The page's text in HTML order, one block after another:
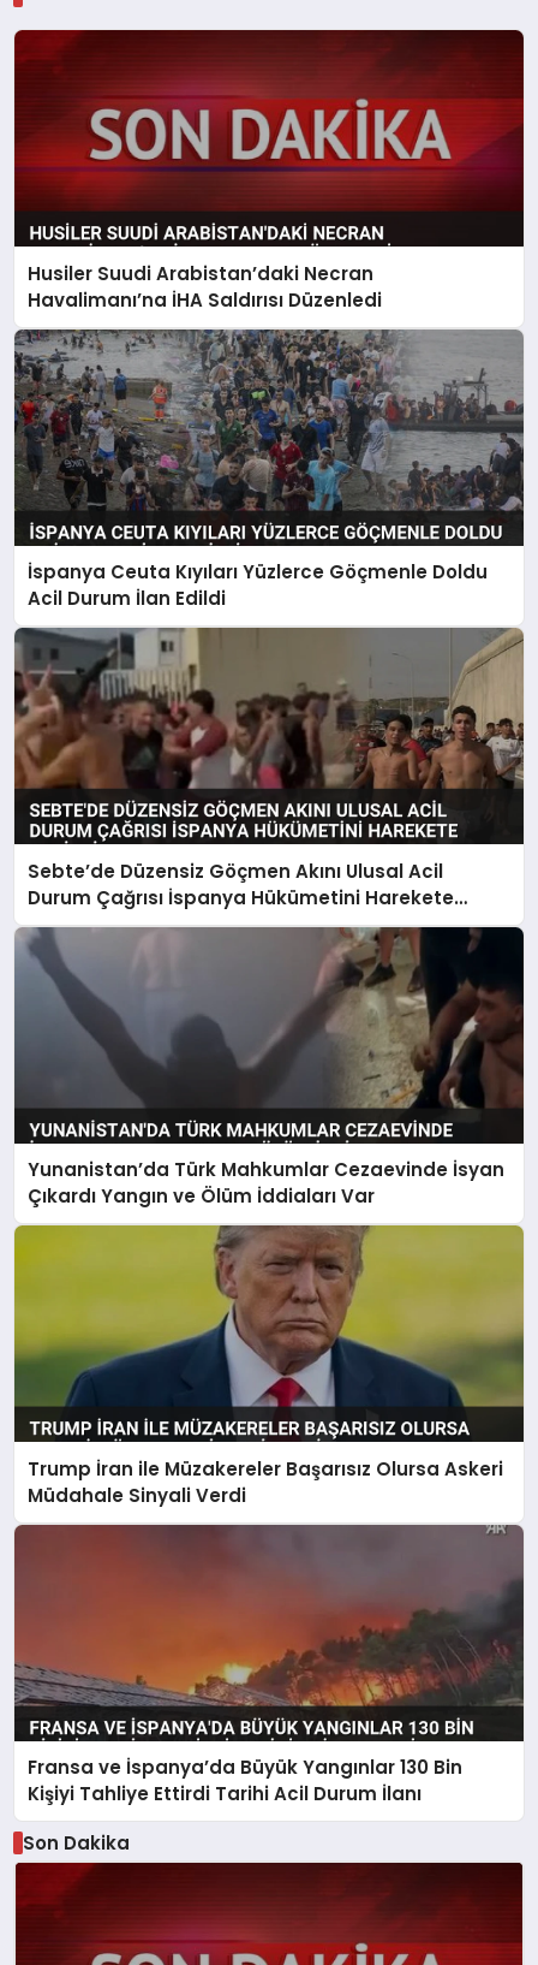
Husiler Suudi Arabistan’daki Necran
Havalimanı’na İHA Saldırısı Düzenledi
İspanya Ceuta Kıyıları Yüzlerce Göçmenle Doldu
Acil Durum İlan Edildi
Sebte’de Düzensiz Göçmen Akını Ulusal Acil
Durum Çağrısı İspanya Hükümetini Harekete
Geçirdi
Yunanistan’da Türk Mahkumlar Cezaevinde İsyan
Çıkardı Yangın ve Ölüm İddiaları Var
Trump İran ile Müzakereler Başarısız Olursa Askeri
Müdahale Sinyali Verdi
Fransa ve İspanya’da Büyük Yangınlar 130 Bin
Kişiyi Tahliye Ettirdi Tarihi Acil Durum İlanı
Son Dakika